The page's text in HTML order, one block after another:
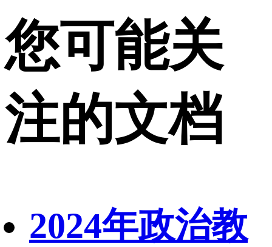
您可能关
注的文档
2024年政治教